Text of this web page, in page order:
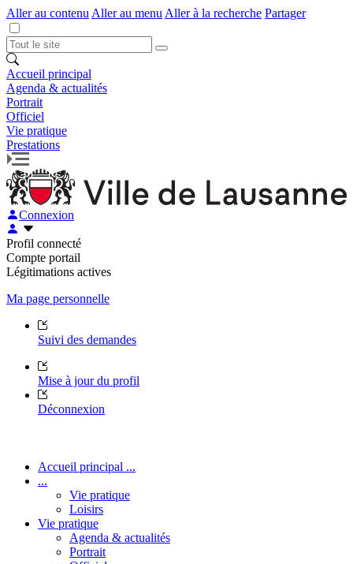
Aller au contenu Aller au menu Aller à la recherche Partager
Accueil principal
Agenda & actualités
Portrait
Officiel
Vie pratique
Prestations
Connexion
Profil connecté
Compte portail
Légitimations actives
Ma page personnelle
Suivi des demandes
Mise à jour du profil
Déconnexion
Accueil principal ...
...
Vie pratique
Loisirs
Vie pratique
Agenda & actualités
Portrait